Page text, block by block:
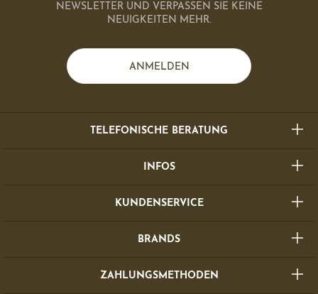
NEWSLETTER UND VERPASSEN SIE KEINE
NEUIGKEITEN MEHR.
ANMELDEN
TELEFONISCHE BERATUNG
INFOS
KUNDENSERVICE
BRANDS
ZAHLUNGSMETHODEN